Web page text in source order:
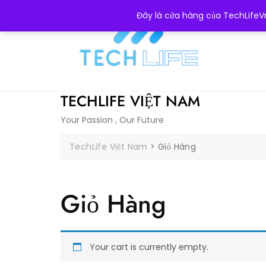
Đây là cửa hàng của
content
Ngô Thì Nhậm , Hà Đông
TECHLIFE VIỆT NAM
Your Passion , Our Future
TechLife Việt Nam >Giỏ Hàng
Giỏ Hàng
Your cart is currently empty.